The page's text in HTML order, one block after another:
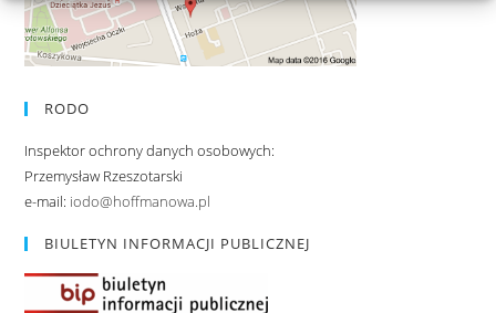
RODO
Inspektor ochrony danych osobowych:
Przemysław Rzeszotarski
e-mail: iodo@hoffmanowa.pl
BIULETYN INFORMACJI PUBLICZNEJ